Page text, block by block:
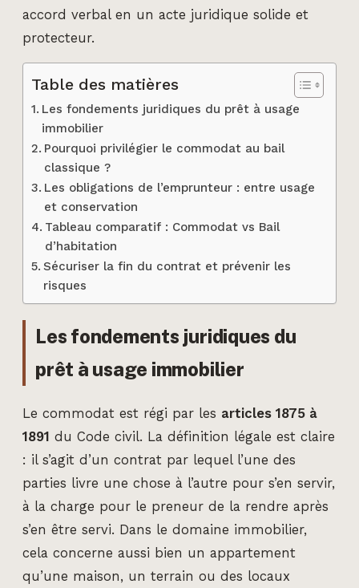
accord verbal en un acte juridique solide et
protecteur.
Table des matières
Les fondements juridiques du prêt à usage
immobilier
Pourquoi privilégier le commodat au bail
classique ?
Les obligations de l’emprunteur : entre usage
et conservation
Tableau comparatif : Commodat vs Bail
d’habitation
Sécuriser la fin du contrat et prévenir les
risques
Les fondements juridiques du
prêt à usage immobilier
Le commodat est régi par les articles 1875 à
1891 du Code civil. La définition légale est claire
: il s’agit d’un contrat par lequel l’une des
parties livre une chose à l’autre pour s’en servir,
à la charge pour le preneur de la rendre après
s’en être servi. Dans le domaine immobilier,
cela concerne aussi bien un appartement
qu’une maison, un terrain ou des locaux